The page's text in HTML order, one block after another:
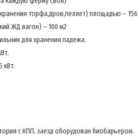
торфа,дров,пеллет) площадью – 156
ЖД вагон) – 100 м2
для хранения падежа.
кВт.
с КПП, заезд оборудован биобарьером.